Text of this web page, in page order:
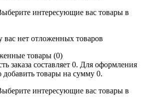
интересующие вас товары в
нет отложенных товаров
товары (0)
заказа составляет 0. Для оформления
добавить товары на сумму 0.
интересующие вас товары в